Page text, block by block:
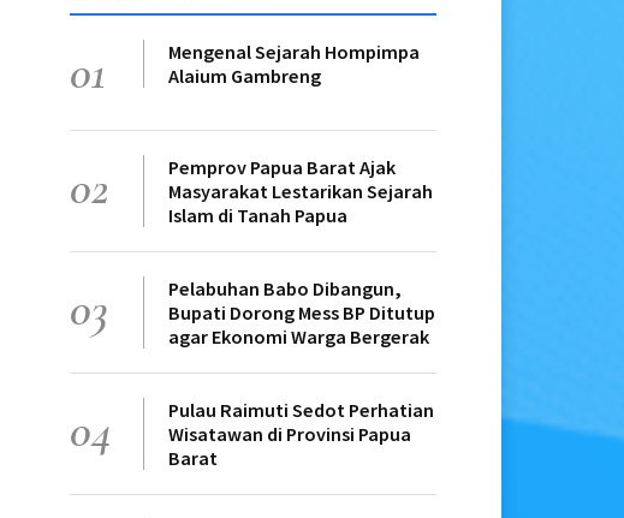
01
Mengenal Sejarah Hompimpa
Alaium Gambreng
02
Pemprov Papua Barat Ajak
Masyarakat Lestarikan Sejarah
Islam di Tanah Papua
03
Pelabuhan Babo Dibangun,
Bupati Dorong Mess BP Ditutup
agar Ekonomi Warga Bergerak
04
Pulau Raimuti Sedot Perhatian
Wisatawan di Provinsi Papua
Barat